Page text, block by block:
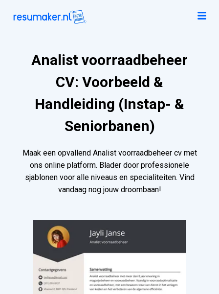
Analist voorraadbeheer
CV: Voorbeeld &
Handleiding (Instap- &
Seniorbanen)
Maak een opvallend Analist voorraadbeheer cv met
ons online platform. Blader door professionele
sjablonen voor alle niveaus en specialiteiten. Vind
vandaag nog jouw droombaan!